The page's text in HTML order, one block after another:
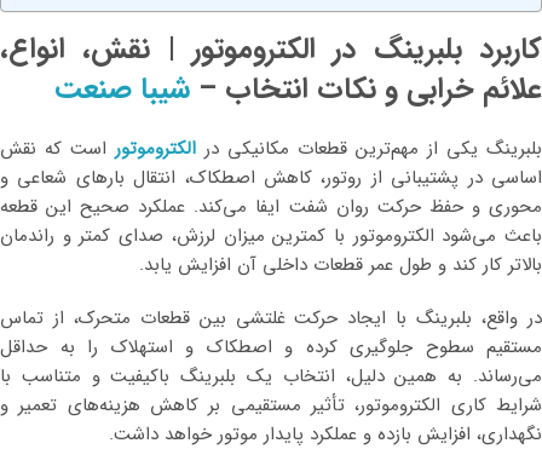
کاربرد بلبرینگ در الکتروموتور | نقش، انواع،
علائم خرابی و نکات انتخاب – شیبا صنعت
بلبرینگ یکی از مهم‌ترین قطعات مکانیکی در الکتروموتور است که نقش
اساسی در پشتیبانی از روتور، کاهش اصطکاک، انتقال بارهای شعاعی و
محوری و حفظ حرکت روان شفت ایفا می‌کند. عملکرد صحیح این قطعه
باعث می‌شود الکتروموتور با کمترین میزان لرزش، صدای کمتر و راندمان
بالاتر کار کند و طول عمر قطعات داخلی آن افزایش یابد.
در واقع، بلبرینگ با ایجاد حرکت غلتشی بین قطعات متحرک، از تماس
مستقیم سطوح جلوگیری کرده و اصطکاک و استهلاک را به حداقل
می‌رساند. به همین دلیل، انتخاب یک بلبرینگ باکیفیت و متناسب با
شرایط کاری الکتروموتور، تأثیر مستقیمی بر کاهش هزینه‌های تعمیر و
نگهداری، افزایش بازده و عملکرد پایدار موتور خواهد داشت.